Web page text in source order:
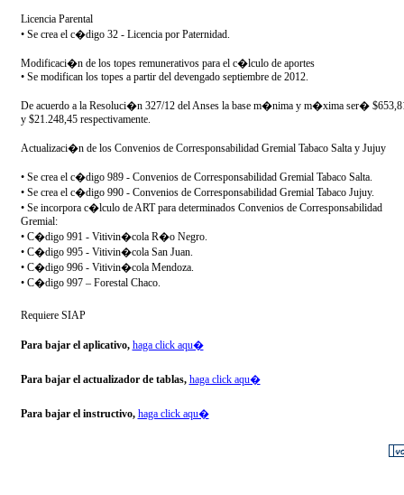
Licencia Parental
• Se crea el c�digo 32 - Licencia por Paternidad.
Modificaci�n de los topes remunerativos para el c�lculo de aportes
• Se modifican los topes a partir del devengado septiembre de 2012.
De acuerdo a la Resoluci�n 327/12 del Anses la base m�nima y m�xima ser�
y $21.248,45 respectivamente.
Actualizaci�n de los Convenios de Corresponsabilidad Gremial Tabaco Salta y Jujuy
• Se crea el c�digo 989 - Convenios de Corresponsabilidad Gremial Tabaco Salta.
• Se crea el c�digo 990 - Convenios de Corresponsabilidad Gremial Tabaco Jujuy.
• Se incorpora c�lculo de ART para determinados Convenios de Corresponsabilidad
Gremial:
• C�digo 991 - Vitivin�cola R�o Negro.
• C�digo 995 - Vitivin�cola San Juan.
• C�digo 996 - Vitivin�cola Mendoza.
• C�digo 997 – Forestal Chaco.
Requiere SIAP
Para bajar el aplicativo, haga click aqu�
Para bajar el actualizador de tablas, haga click aqu�
Para bajar el instructivo, haga click aqu�